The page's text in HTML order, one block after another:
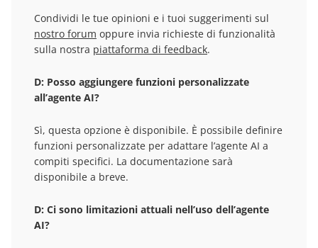
Condividi le tue opinioni e i tuoi suggerimenti sul
nostro forum oppure invia richieste di funzionalità
sulla nostra piattaforma di feedback.
D: Posso aggiungere funzioni personalizzate
all’agente AI?
Sì, questa opzione è disponibile. È possibile definire
funzioni personalizzate per adattare l’agente AI a
compiti specifici. La documentazione sarà
disponibile a breve.
D: Ci sono limitazioni attuali nell’uso dell’agente
AI?